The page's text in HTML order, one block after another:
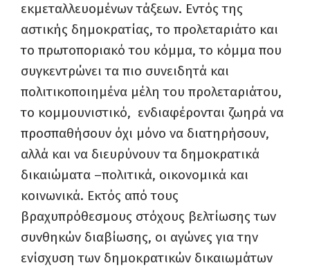
εκμεταλλευομένων τάξεων. Εντός της
αστικής δημοκρατίας, το προλεταριάτο και
το πρωτοποριακό του κόμμα, το κόμμα που
συγκεντρώνει τα πιο συνειδητά και
πολιτικοποιημένα μέλη του προλεταριάτου,
το κομμουνιστικό, ενδιαφέρονται ζωηρά να
προσπαθήσουν όχι μόνο να διατηρήσουν,
αλλά και να διευρύνουν τα δημοκρατικά
δικαιώματα –πολιτικά, οικονομικά και
κοινωνικά. Εκτός από τους
βραχυπρόθεσμους στόχους βελτίωσης των
συνθηκών διαβίωσης, οι αγώνες για την
ενίσχυση των δημοκρατικών δικαιωμάτων